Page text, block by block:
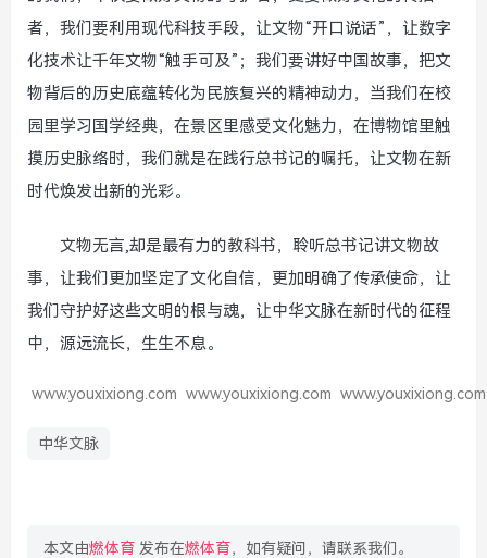
者，我们要利用现代科技手段，让文物“开口说话”，让数字
化技术让千年文物“触手可及”；我们要讲好中国故事，把文
物背后的历史底蕴转化为民族复兴的精神动力，当我们在校
园里学习国学经典，在景区里感受文化魅力，在博物馆里触
摸历史脉络时，我们就是在践行总书记的嘱托，让文物在新
时代焕发出新的光彩。
文物无言,却是最有力的教科书，聆听总书记讲文物故
事，让我们更加坚定了文化自信，更加明确了传承使命，让
我们守护好这些文明的根与魂，让中华文脉在新时代的征程
中，源远流长，生生不息。
www.youxixiong.com www.youxixiong.com www.youxixiong.com
中华文脉
本文由燃体育 发布在燃体育，如有疑问，请联系我们。